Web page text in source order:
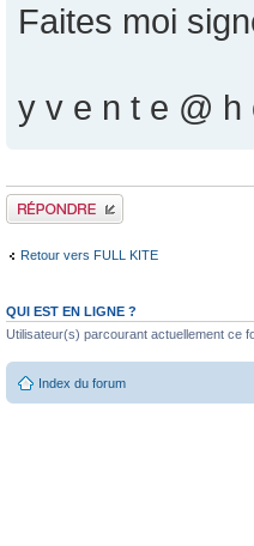
Faites moi
y v e n t e @ h
Publier une réponse
Retour vers FULL KITE
QUI EST EN LIGNE ?
Utilisateur(s) parcourant actuellement ce
Index du forum